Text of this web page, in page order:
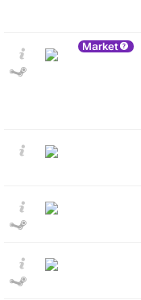
Market